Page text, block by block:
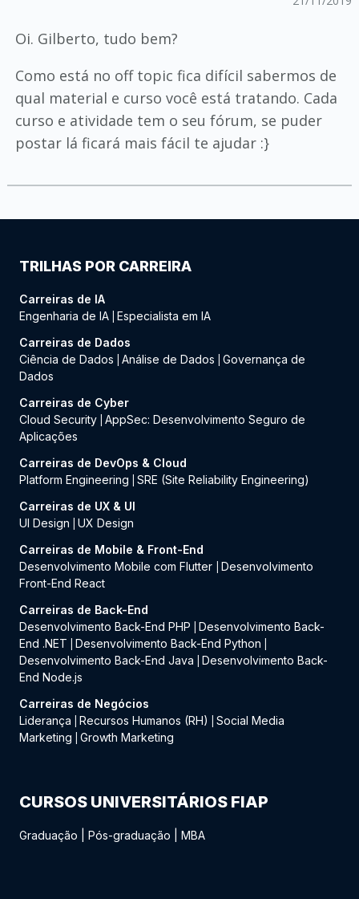
Oi. Gilberto, tudo bem?
Como está no off topic fica difícil sabermos de
qual material e curso você está tratando. Cada
curso e atividade tem o seu fórum, se puder
postar lá ficará mais fácil te ajudar :}
TRILHAS POR CARREIRA
Carreiras de IA
Engenharia de IA Especialista em IA
Carreiras de Dados
Ciência de Dados
Análise de Dados
Governança de
Dados
Carreiras de Cyber
Cloud Security AppSec: Desenvolvimento Seguro de
Aplicações
Carreiras de DevOps & Cloud
Platform Engineering
SRE (Site Reliability Engineering)
Carreiras de UX & UI
UI Design
UX Design
Carreiras de Mobile & Front-End
Desenvolvimento Mobile com Flutter
Desenvolvimento
Front-End React
Carreiras de Back-End
Desenvolvimento Back-End PHP
Desenvolvimento Back-
End .NET
Desenvolvimento Back-End Python
Desenvolvimento Back-End Java
Desenvolvimento Back-
End Node.js
Carreiras de Negócios
Liderança
Recursos Humanos (RH)
Social Media
Marketing
Growth Marketing
CURSOS UNIVERSITÁRIOS FIAP
Graduação Pós-graduação MBA